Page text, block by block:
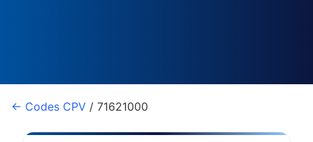
← Codes CPV / 71621000